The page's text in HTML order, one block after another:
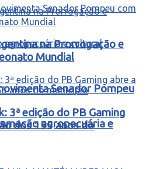
Senador Pompeu
agropecuária e
na Prorrogação e
Mundial
3ª edição do PB Gaming
dos 155 anos do